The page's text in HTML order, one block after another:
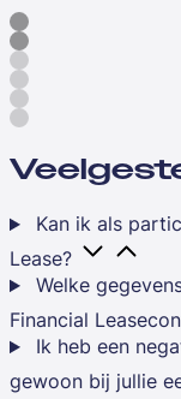
Kan ik als
Lease?
Welke
Financial
Ik heb een
gewoon bij jullie